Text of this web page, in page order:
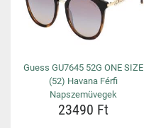
Guess GU7645 52G ONE SIZE
(52) Havana Férfi
Napszemüvegek
23490 Ft